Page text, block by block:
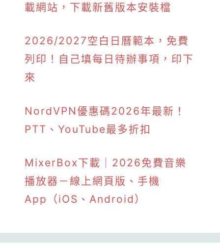
載網站，下載新舊版本安裝檔
2026/2027空白日曆範本，免費
列印！自己填每日待辦事項，印下
來
NordVPN優惠碼2026年最新！
PTT、YouTube最多折扣
MixerBox下載｜2026免費音樂
播放器－線上網頁版、手機
App（iOS、Android）